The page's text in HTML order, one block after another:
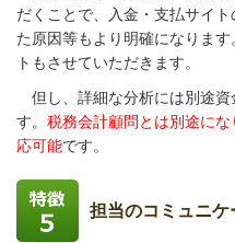
だくことで、入金・支払サイ
た原因等もより明確になりま
トもさせていただきます。
但し、詳細な分析には別途資
す。 税務会計顧問とは別途に
応可能です。
担当のコミュニ